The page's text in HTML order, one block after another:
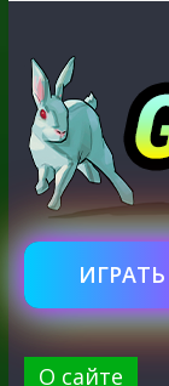
О сайте